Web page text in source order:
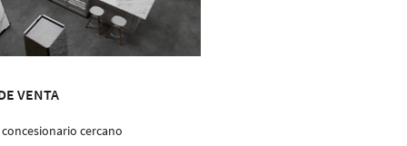
VENTA
cercano